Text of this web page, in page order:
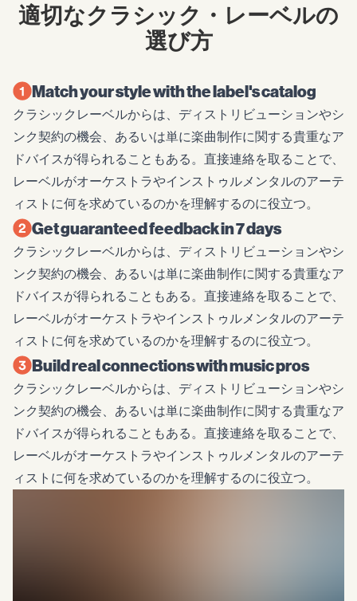
適切なクラシック・レーベルの
選び方
Match your style with the label's catalog
クラシックレーベルからは、ディストリビューションやシ
ンク契約の機会、あるいは単に楽曲制作に関する貴重なア
ドバイスが得られることもある。直接連絡を取ることで、
レーベルがオーケストラやインストゥルメンタルのアーテ
ィストに何を求めているのかを理解するのに役立つ。
Get guaranteed feedback in 7 days
クラシックレーベルからは、ディストリビューションやシ
ンク契約の機会、あるいは単に楽曲制作に関する貴重なア
ドバイスが得られることもある。直接連絡を取ることで、
レーベルがオーケストラやインストゥルメンタルのアーテ
ィストに何を求めているのかを理解するのに役立つ。
Build real connections with music pros
クラシックレーベルからは、ディストリビューションやシ
ンク契約の機会、あるいは単に楽曲制作に関する貴重なア
ドバイスが得られることもある。直接連絡を取ることで、
レーベルがオーケストラやインストゥルメンタルのアーテ
ィストに何を求めているのかを理解するのに役立つ。